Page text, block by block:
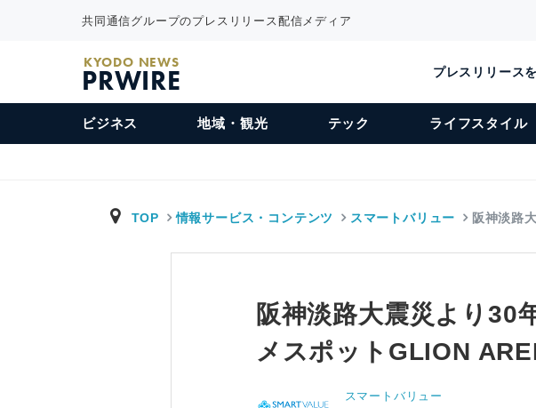
共同通信グループのプレスリリース配信メディア
KYODO NEWS
PRWIRE プレスリリース
ビジネス 地域・観光 テック ライフスタイル
TOP 情報サービス・コンテンツ スマートバリュー 阪神淡路
阪神淡路大震災より30
メスポットGLION
スマートバリュー